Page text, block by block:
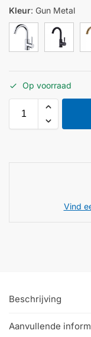
Kleur: Gun Metal
Op voorraad
Vind
Beschrijving
Aanvullende